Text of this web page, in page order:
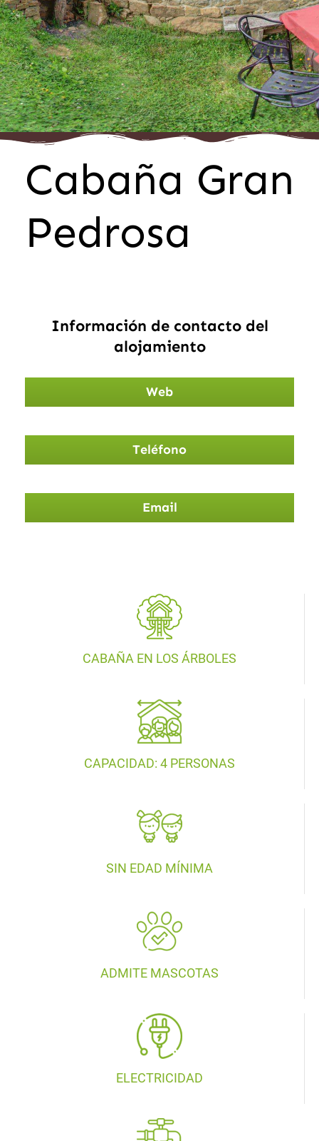
Cabaña Gran
Pedrosa
Información de contacto del
alojamiento
Web
Teléfono
Email
CABAÑA EN LOS ÁRBOLES
CAPACIDAD: 4 PERSONAS
SIN EDAD MÍNIMA
ADMITE MASCOTAS
ELECTRICIDAD